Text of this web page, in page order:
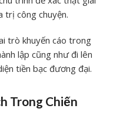
trị công chuyện.
trò khuyến cáo trong
lập cũng như đi lên
tiền bạc đương đại.
Trong Chiến